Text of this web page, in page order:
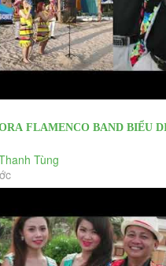
FLAMENCO BAND BIỂU
TRƯƠNG HỘI NGHỊ...
Tùng